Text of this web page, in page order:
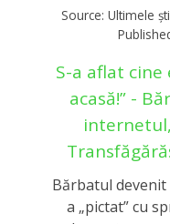
Source: Ultimele
S-a aflat
acasă!” -
Bărbatul
a „pictat” cu